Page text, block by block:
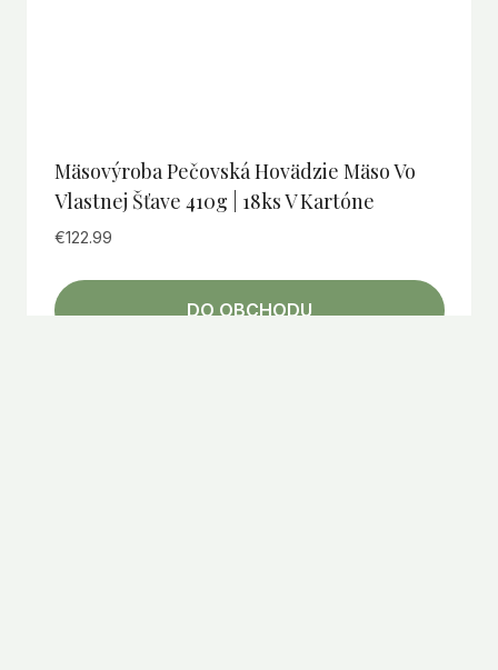
Mäsovýroba Pečovská Hovädzie Mäso Vo
Vlastnej Šťave 410g | 18ks V Kartóne
€122.99
DO OBCHODU